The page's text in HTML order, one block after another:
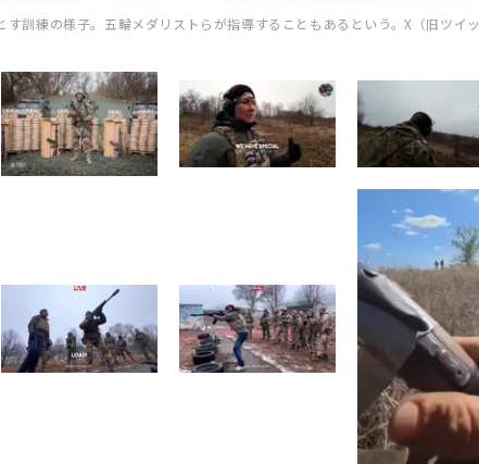
訓練の様子。五輪メダリストらが指導することもあるという。X（旧ツイ